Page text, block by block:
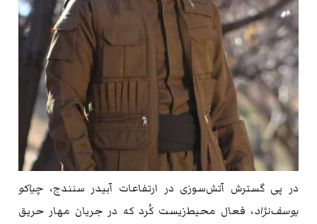
در پی گسترش آتش‌سوزی در ارتفاعات آبیدر سنندج، چیاکو
یوسف‌نژاد، فعال محیط‌زیست کُرد که در جریان مهار حریق